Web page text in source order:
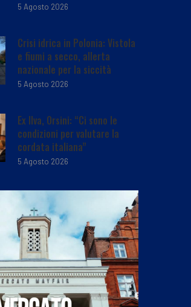
5 Agosto 2026
Crisi idrica in Polonia: Vistola
e fiumi a secco, allerta
nazionale per la siccità
5 Agosto 2026
Ex Ilva, Orsini: “Ci sono le
condizioni per valutare la
cordata italiana”
5 Agosto 2026